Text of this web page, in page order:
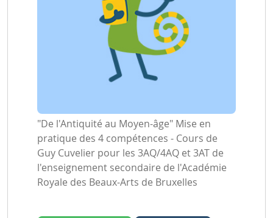
"De l'Antiquité au Moyen-âge" Mise en
pratique des 4 compétences - Cours de
Guy Cuvelier pour les 3AQ/4AQ et 3AT de
l'enseignement secondaire de l'Académie
Royale des Beaux-Arts de Bruxelles